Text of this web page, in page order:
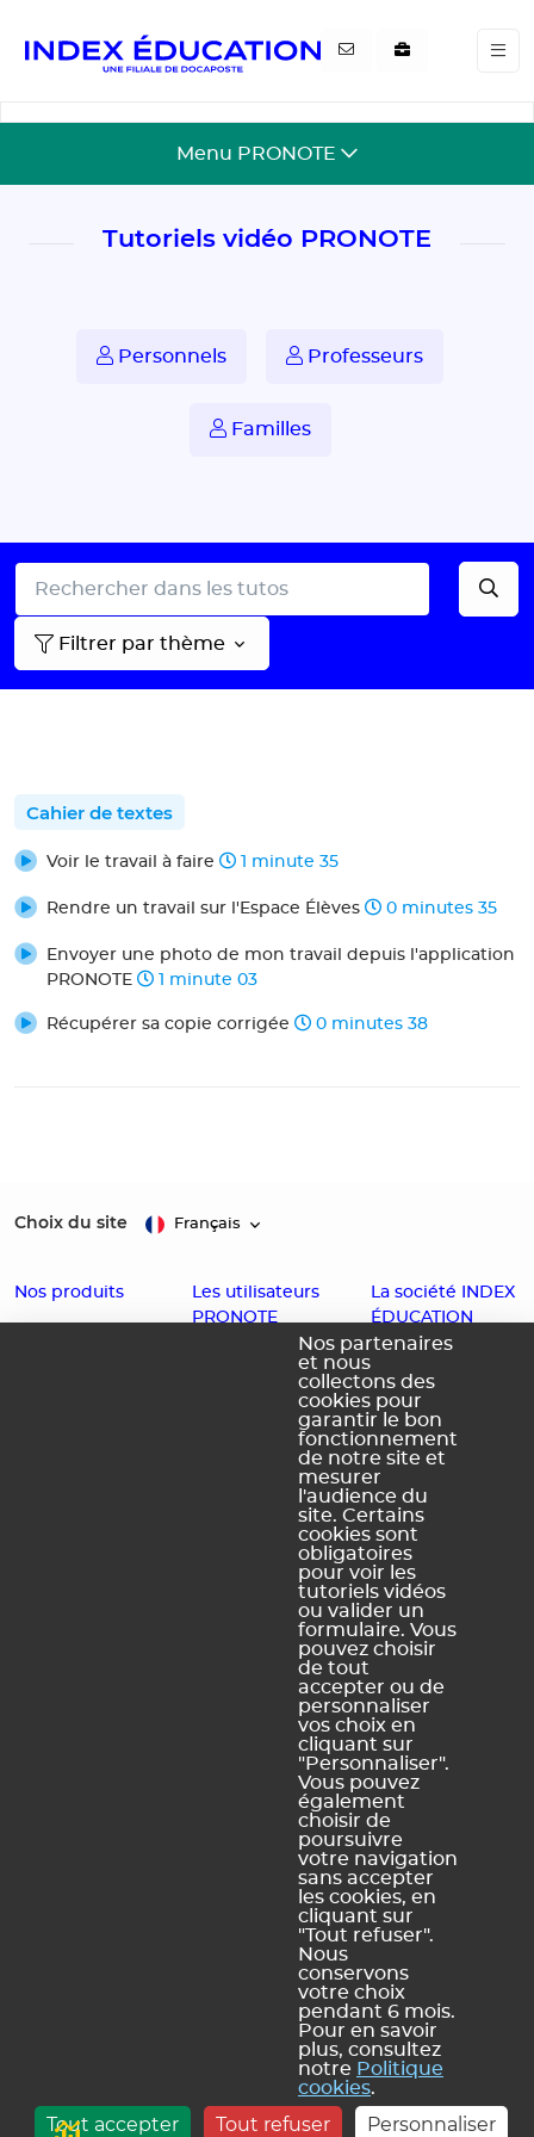
Menu PRONOTE
Tutoriels vidéo PRONOTE
Personnels Professeurs
Familles
Filtrer par thème
Cahier de textes
Voir le travail à faire 1 minute 35
Rendre un travail sur l'Espace Élèves 0 minutes 35
Envoyer une photo de mon travail depuis l'application
PRONOTE
1 minute 03
Récupérer sa copie corrigée 0 minutes 38
Choix du site Français
Nos produits
Les utilisateurs
PRONOTE
Enseignants
La société INDEX
ÉDUCATION
Histoire
Offres d'emploi
Contact
Accessibilité :
Partiellement
conforme
Schéma
pluriannuel
d'accessibilité
numérique
Légal produits
Conditions générales de
vente et d'utilisation
Dispositions relatives à la
protection des données
personnelles
INDEX ÉDUCATION | © 2026
Nos partenaires
et nous
collectons des
cookies pour
garantir le bon
fonctionnement
de notre site et
mesurer
l'audience du
site. Certains
cookies sont
obligatoires
pour voir les
tutoriels vidéos
ou valider un
formulaire. Vous
pouvez choisir
de tout
accepter ou de
personnaliser
vos choix en
cliquant sur
"Personnaliser".
Vous pouvez
également
choisir de
poursuivre
votre navigation
sans accepter
les cookies, en
cliquant sur
"Tout refuser".
Nous
conservons
votre choix
pendant 6 mois.
Pour en savoir
plus, consultez
notre Politique
cookies.
Tout accepter Tout refuser Personnaliser